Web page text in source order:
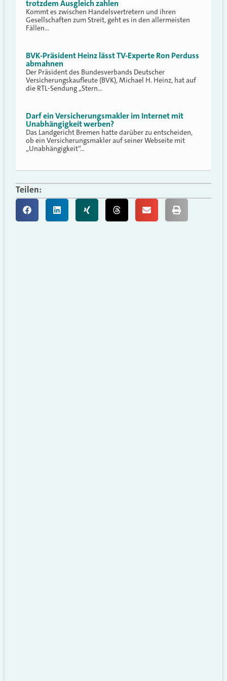
trotzdem Ausgleich zahlen
Kommt es zwischen Handelsvertretern und ihren
Gesellschaften zum Streit, geht es in den allermeisten
Fällen…
BVK-Präsident Heinz lässt TV-Experte Ron Perduss
abmahnen
Der Präsident des Bundesverbands Deutscher
Versicherungskaufleute (BVK), Michael H. Heinz, hat auf
die RTL-Sendung „Stern…
Darf ein Versicherungsmakler im Internet mit
Unabhängigkeit werben?
Das Landgericht Bremen hatte darüber zu entscheiden,
ob ein Versicherungsmakler auf seiner Webseite mit
„Unabhängigkeit“…
Teilen: